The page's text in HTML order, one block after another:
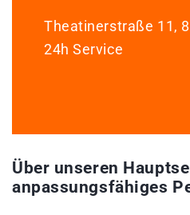
Theatinerstraße 11,
24h Service
Über unseren
anpassungsfähiges